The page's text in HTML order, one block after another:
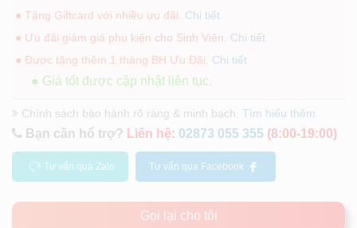
● Tặng Giftcard với nhiều ưu đãi. Chi tiết
● Ưu đãi giảm giá phụ kiện cho Sinh Viên. Chi tiết
● Được tặng thêm 1 tháng BH Ưu Đãi. Chi tiết
● Giá tốt được cập nhật liên tục.
Chính sách bảo hành rõ ràng & minh bạch. Tìm hiểu thêm
Bạn cần hổ trợ? Liên hệ: 02873 055 355 (8:00-19:00)
Tư vấn qua Zalo Tư vấn qua Facebook
Gọi lại cho tôi